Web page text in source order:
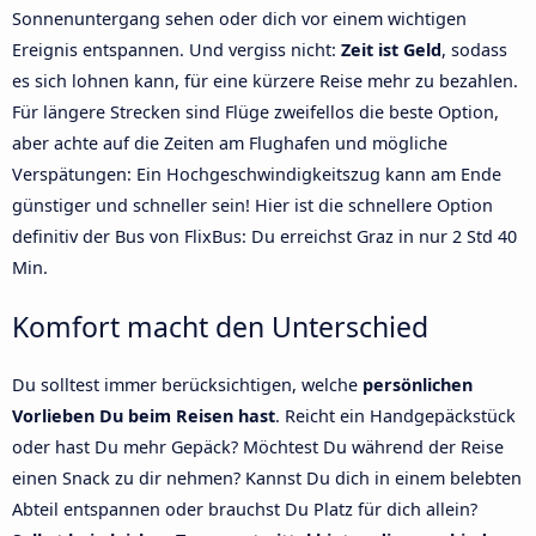
Sonnenuntergang sehen oder dich vor einem wichtigen
Ereignis entspannen. Und vergiss nicht: Zeit ist Geld, sodass
es sich lohnen kann, für eine kürzere Reise mehr zu bezahlen.
Für längere Strecken sind Flüge zweifellos die beste Option,
aber achte auf die Zeiten am Flughafen und mögliche
Verspätungen: Ein Hochgeschwindigkeitszug kann am Ende
günstiger und schneller sein! Hier ist die schnellere Option
definitiv der Bus von FlixBus: Du erreichst Graz in nur 2 Std 40
Min.
Komfort macht den Unterschied
Du solltest immer berücksichtigen, welche persönlichen
Vorlieben Du beim Reisen hast. Reicht ein Handgepäckstück
oder hast Du mehr Gepäck? Möchtest Du während der Reise
einen Snack zu dir nehmen? Kannst Du dich in einem belebten
Abteil entspannen oder brauchst Du Platz für dich allein?